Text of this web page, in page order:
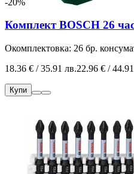
Комплект BOSCH 26
Окомплектовка: 26 бр.
18.36 € / 35.91 лв.22.96 € /
Купи